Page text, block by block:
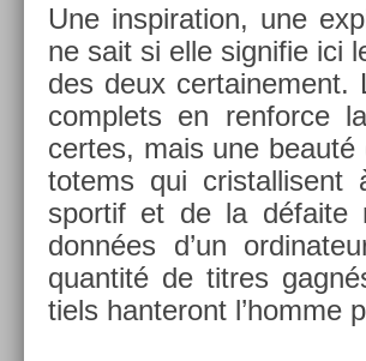
Une in­spira­tion, une
ne sait si elle sig­nifie ici
des deux
complets en re­nfor­ce
cer­tes, mais une
totems qui cris­tallisent
spor­tif et de la défaite
données d’un
quan­tité de tit­res
tiels han­teront l’homme